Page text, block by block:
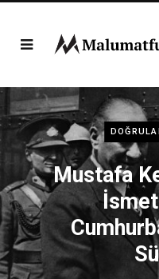
Mustafa
İsmet